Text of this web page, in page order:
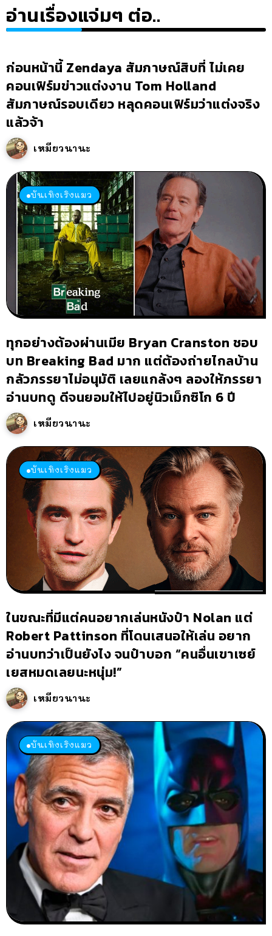
อ่านเรื่องแจ่มๆ ต่อ..
ก่อนหน้านี้ Zendaya สัมภาษณ์สิบที่ ไม่เคย
คอนเฟิร์มข่าวแต่งงาน Tom Holland
สัมภาษณ์รอบเดียว หลุดคอนเฟิร์มว่าแต่งจริง
แล้วจ้า
เหมียวนานะ
บันเทิงเริงแมว
ทุกอย่างต้องผ่านเมีย Bryan Cranston ชอบ
บท Breaking Bad มาก แต่ต้องถ่ายไกลบ้าน
กลัวภรรยาไม่อนุมัติ เลยแกล้งๆ ลองให้ภรรยา
อ่านบทดู ดีจนยอมให้ไปอยู่นิวเม็กซิโก 6 ปี
เหมียวนานะ
บันเทิงเริงแมว
ในขณะที่มีแต่คนอยากเล่นหนังป๋า Nolan แต่
Robert Pattinson ที่โดนเสนอให้เล่น อยาก
อ่านบทว่าเป็นยังไง จนป๋าบอก “คนอื่นเขาเซย์
เยสหมดเลยนะหนุ่ม!”
เหมียวนานะ
บันเทิงเริงแมว